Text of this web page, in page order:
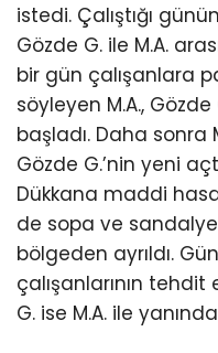
istedi. Çalıştığı
Gözde G. ile M.A.
bir gün çalışanlara
söyleyen M.A.,
başladı. Daha sonra
Gözde G.’nin yeni
Dükkana maddi
de sopa ve
bölgeden ayrıldı.
çalışanlarının
G. ise M.A. ile